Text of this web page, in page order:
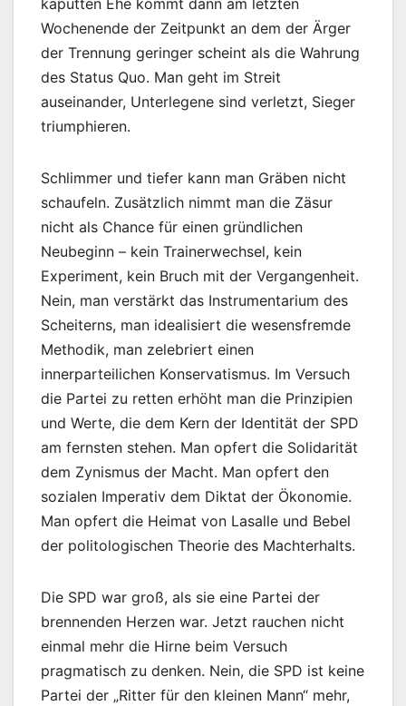
kaputten Ehe kommt dann am letzten
Wochenende der Zeitpunkt an dem der Ärger
der Trennung geringer scheint als die Wahrung
des Status Quo. Man geht im Streit
auseinander, Unterlegene sind verletzt, Sieger
triumphieren.
Schlimmer und tiefer kann man Gräben nicht
schaufeln. Zusätzlich nimmt man die Zäsur
nicht als Chance für einen gründlichen
Neubeginn – kein Trainerwechsel, kein
Experiment, kein Bruch mit der Vergangenheit.
Nein, man verstärkt das Instrumentarium des
Scheiterns, man idealisiert die wesensfremde
Methodik, man zelebriert einen
innerparteilichen Konservatismus. Im Versuch
die Partei zu retten erhöht man die Prinzipien
und Werte, die dem Kern der Identität der SPD
am fernsten stehen. Man opfert die Solidarität
dem Zynismus der Macht. Man opfert den
sozialen Imperativ dem Diktat der Ökonomie.
Man opfert die Heimat von Lasalle und Bebel
der politologischen Theorie des Machterhalts.
Die SPD war groß, als sie eine Partei der
brennenden Herzen war. Jetzt rauchen nicht
einmal mehr die Hirne beim Versuch
pragmatisch zu denken. Nein, die SPD ist keine
Partei der „Ritter für den kleinen Mann“ mehr,